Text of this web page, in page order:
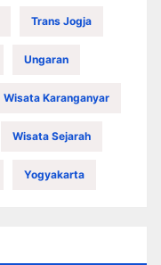
Trans Jogja
Ungaran
Wisata Karanganyar
Wisata Sejarah
Yogyakarta